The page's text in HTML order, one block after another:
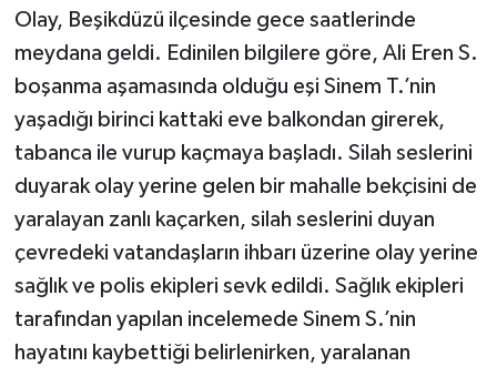
Olay, Beşikdüzü ilçesinde gece saatlerinde
meydana geldi. Edinilen bilgilere göre, Ali Eren S.
boşanma aşamasında olduğu eşi Sinem T.’nin
yaşadığı birinci kattaki eve balkondan girerek,
tabanca ile vurup kaçmaya başladı. Silah seslerini
duyarak olay yerine gelen bir mahalle bekçisini de
yaralayan zanlı kaçarken, silah seslerini duyan
çevredeki vatandaşların ihbarı üzerine olay yerine
sağlık ve polis ekipleri sevk edildi. Sağlık ekipleri
tarafından yapılan incelemede Sinem S.’nin
hayatını kaybettiği belirlenirken, yaralanan